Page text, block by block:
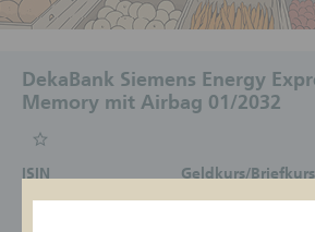
DekaBank Siemens Energy
Memory mit Airbag 01/2032
ISIN
DE000DK1GWT1
Geldkurs/Briefkurs
1.023,65 EUR /